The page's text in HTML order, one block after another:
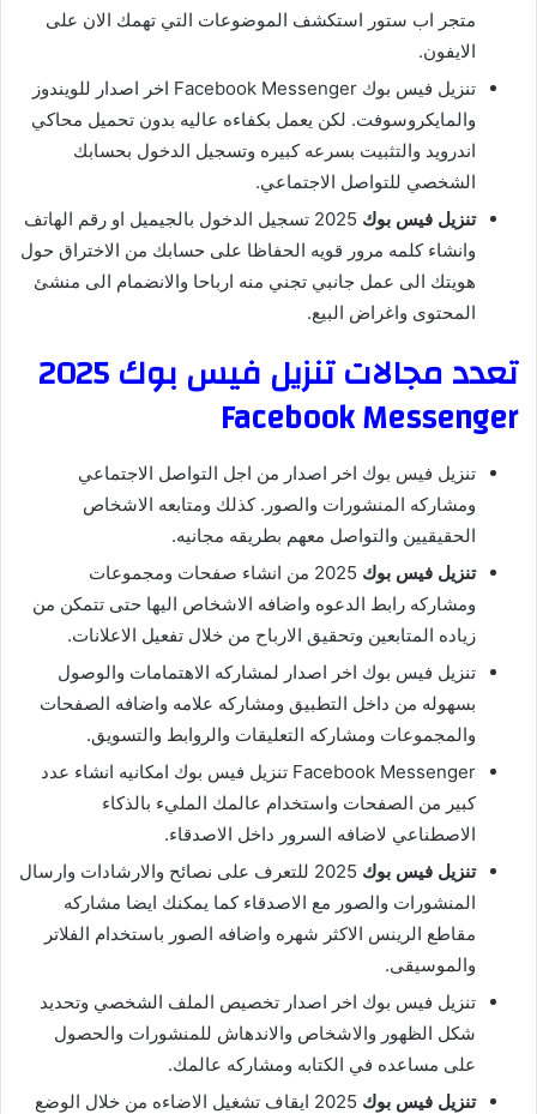
متجر اب ستور استكشف الموضوعات التي تهمك الان على
الايفون.
تنزيل فيس بوك Facebook Messenger اخر اصدار للويندوز
والمايكروسوفت. لكن يعمل بكفاءه عاليه بدون تحميل محاكي
اندرويد والتثبيت بسرعه كبيره وتسجيل الدخول بحسابك
الشخصي للتواصل الاجتماعي.
تنزيل فيس بوك
2025 تسجيل الدخول بالجيميل او رقم الهاتف
وانشاء كلمه مرور قويه الحفاظا على حسابك من الاختراق حول
هويتك الى عمل جانبي تجني منه ارباحا والانضمام الى منشئ
المحتوى واغراض البيع.
تعدد مجالات تنزيل فيس بوك 2025
Facebook Messenger
تنزيل فيس بوك اخر اصدار من اجل التواصل الاجتماعي
ومشاركه المنشورات والصور. كذلك ومتابعه الاشخاص
الحقيقيين والتواصل معهم بطريقه مجانيه.
تنزيل فيس بوك
2025 من انشاء صفحات ومجموعات
ومشاركه رابط الدعوه واضافه الاشخاص اليها حتى تتمكن من
زياده المتابعين وتحقيق الارباح من خلال تفعيل الاعلانات.
تنزيل فيس بوك اخر اصدار لمشاركه الاهتمامات والوصول
بسهوله من داخل التطبيق ومشاركه علامه واضافه الصفحات
والمجموعات ومشاركه التعليقات والروابط والتسويق.
Facebook Messenger تنزيل فيس بوك امكانيه انشاء عدد
كبير من الصفحات واستخدام عالمك المليء بالذكاء
الاصطناعي لاضافه السرور داخل الاصدقاء.
تنزيل فيس بوك
2025 للتعرف على نصائح والارشادات وارسال
المنشورات والصور مع الاصدقاء كما يمكنك ايضا مشاركه
مقاطع الرينس الاكثر شهره واضافه الصور باستخدام الفلاتر
والموسيقى.
تنزيل فيس بوك اخر اصدار تخصيص الملف الشخصي وتحديد
شكل الظهور والاشخاص والاندهاش للمنشورات والحصول
على مساعده في الكتابه ومشاركه عالمك.
تنزيل فيس بوك
2025 ايقاف تشغيل الاضاءه من خلال الوضع